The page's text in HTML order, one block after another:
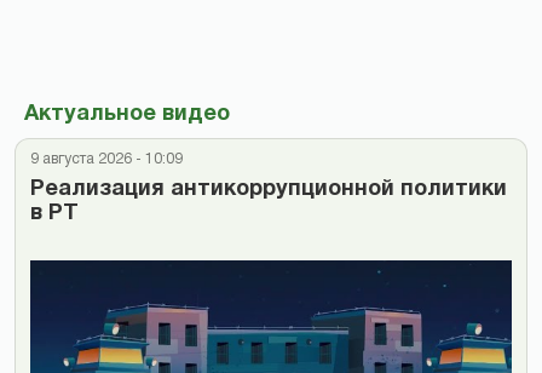
Актуальное видео
9 августа 2026 - 10:09
Реализация антикоррупционной политики
в РТ